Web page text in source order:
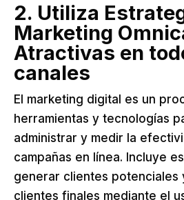
2. Utiliza
Marketing
Atractivas en
canales
El marketing digital es un
herramientas y tecnologías
administrar y medir la
campañas en línea. Incluye
generar clientes potenciales
clientes finales mediante el